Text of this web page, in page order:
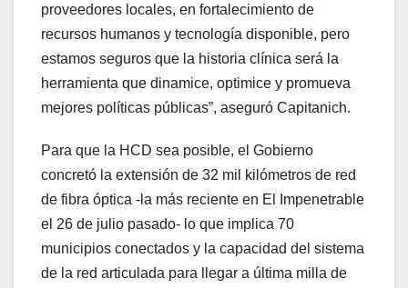
proveedores locales, en fortalecimiento de
recursos humanos y tecnología disponible, pero
estamos seguros que la historia clínica será la
herramienta que dinamice, optimice y promueva
mejores políticas públicas”, aseguró Capitanich.
Para que la HCD sea posible, el Gobierno
concretó la extensión de 32 mil kilómetros de red
de fibra óptica -la más reciente en El Impenetrable
el 26 de julio pasado- lo que implica 70
municipios conectados y la capacidad del sistema
de la red articulada para llegar a última milla de